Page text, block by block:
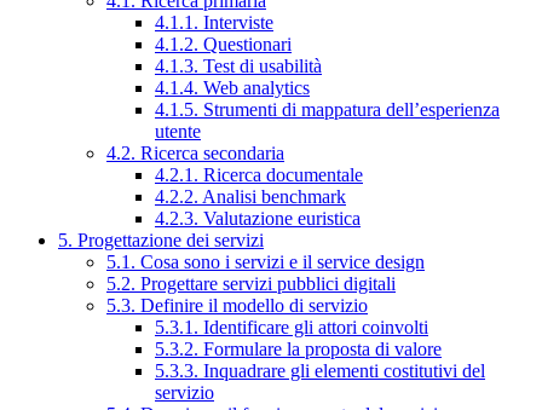
4.1.1. Interviste
4.1.2. Questionari
4.1.3. Test di usabilità
4.1.4. Web analytics
4.1.5. Strumenti di mappatura dell’esperienza
utente
4.2. Ricerca secondaria
4.2.1. Ricerca documentale
4.2.2. Analisi benchmark
4.2.3. Valutazione euristica
5. Progettazione dei servizi
5.1. Cosa sono i servizi e il service design
5.2. Progettare servizi pubblici digitali
5.3. Definire il modello di servizio
5.3.1. Identificare gli attori coinvolti
5.3.2. Formulare la proposta di valore
5.3.3. Inquadrare gli elementi costitutivi del
servizio